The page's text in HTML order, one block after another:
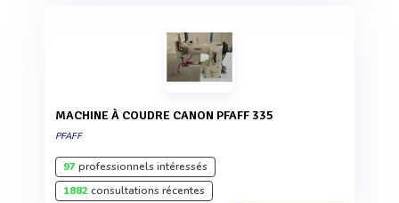
MACHINE À COUDRE CANON PFAFF 335
PFAFF
97professionnels intéressés
1882consultations récentes